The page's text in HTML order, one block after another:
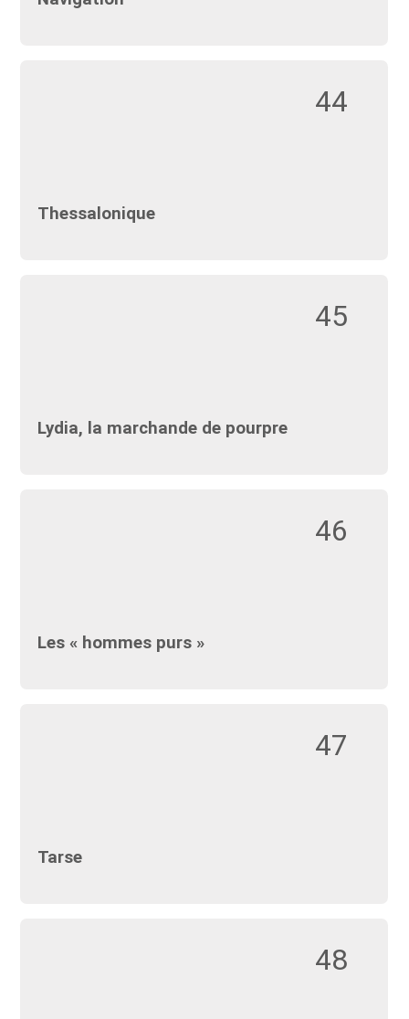
44
Thessalonique
45
Lydia, la marchande de pourpre
46
Les « hommes purs »
47
Tarse
48